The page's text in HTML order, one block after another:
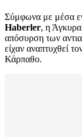
Σύμφωνα με μέσα
Haberler, η
απόσυρση των
είχαν αναπτυχθεί
Κάρπαθο.